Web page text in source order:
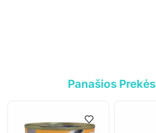
Panašios Prekės
Pristatymo sąlygos
Klientams